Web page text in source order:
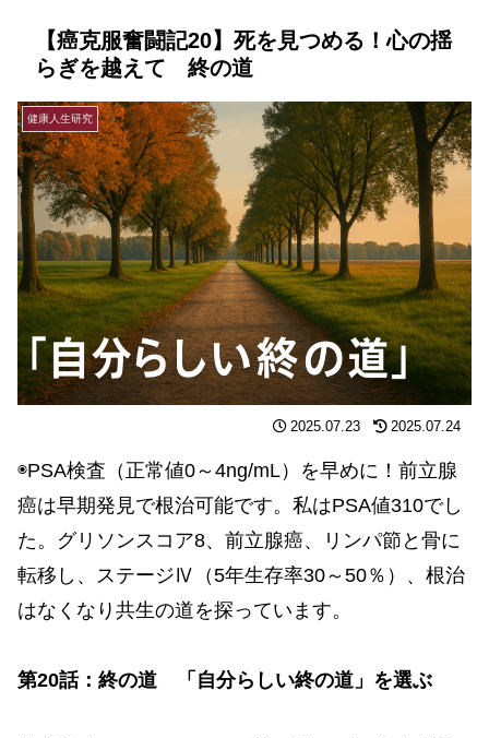
【癌克服奮闘記20】死を見つめる！心の揺
らぎを越えて 終の道
健康人生研究
2025.07.23 2025.07.24
◉PSA検査（正常値0～4ng/mL）を早めに！前立腺
癌は早期発見で根治可能です。私はPSA値310でし
た。グリソンスコア8、前立腺癌、リンパ節と骨に
転移し、ステージⅣ（5年生存率30～50％）、根治
はなくなり共生の道を探っています。
第20話：終の道 「自分らしい終の道」を選ぶ